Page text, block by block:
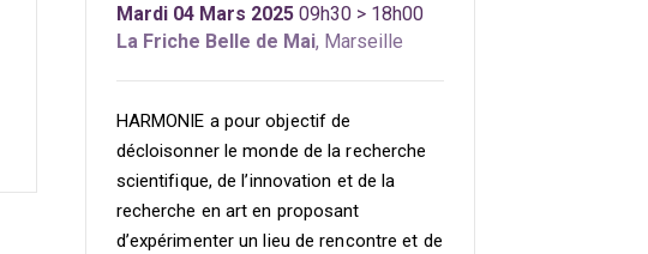
Mardi 04 Mars 202509h30 > 18h00
La Friche Belle de Mai, Marseille
HARMONIE a pour objectif de
décloisonner le monde de la recherche
scientifique, de l’innovation et de la
recherche en art en proposant
d’expérimenter un lieu de rencontre et de